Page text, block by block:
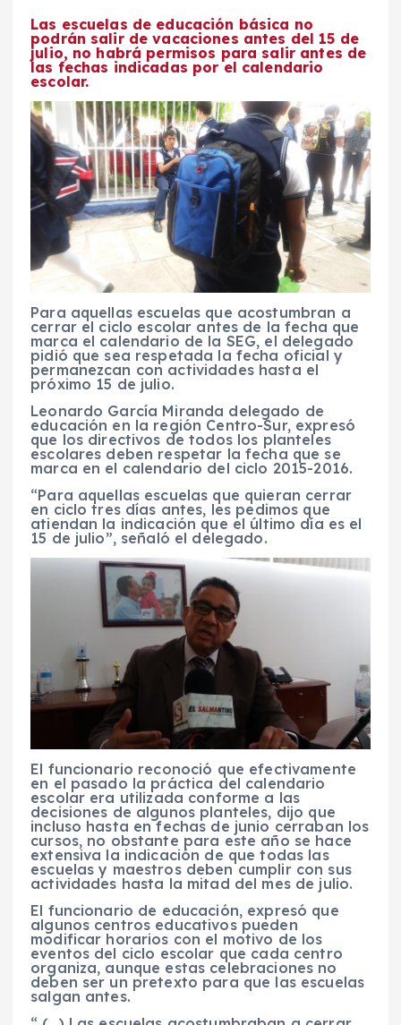
Las escuelas de educación básica no
podrán salir de vacaciones antes del 15 de
julio, no habrá permisos para salir antes de
las fechas indicadas por el calendario
escolar.
Para aquellas escuelas que acostumbran a
cerrar el ciclo escolar antes de la fecha que
marca el calendario de la SEG, el delegado
pidió que sea respetada la fecha oficial y
permanezcan con actividades hasta el
próximo 15 de julio.
Leonardo García Miranda delegado de
educación en la región Centro-Sur, expresó
que los directivos de todos los planteles
escolares deben respetar la fecha que se
marca en el calendario del ciclo 2015-2016.
“Para aquellas escuelas que quieran cerrar
en ciclo tres días antes, les pedimos que
atiendan la indicación que el último día es el
15 de julio”, señaló el delegado.
El funcionario reconoció que efectivamente
en el pasado la práctica del calendario
escolar era utilizada conforme a las
decisiones de algunos planteles, dijo que
incluso hasta en fechas de junio cerraban los
cursos, no obstante para este año se hace
extensiva la indicación de que todas las
escuelas y maestros deben cumplir con sus
actividades hasta la mitad del mes de julio.
El funcionario de educación, expresó que
algunos centros educativos pueden
modificar horarios con el motivo de los
eventos del ciclo escolar que cada centro
organiza, aunque estas celebraciones no
deben ser un pretexto para que las escuelas
salgan antes.